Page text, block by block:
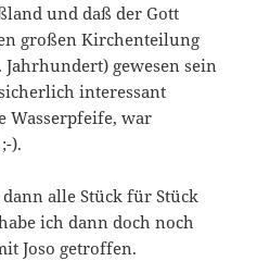
und daß der Gott
großen Kirchenteilung
Jahrhundert) gewesen sein
interessant
Wasserpfeife, war
).
alle Stück für Stück
ich dann doch noch
Joso getroffen.